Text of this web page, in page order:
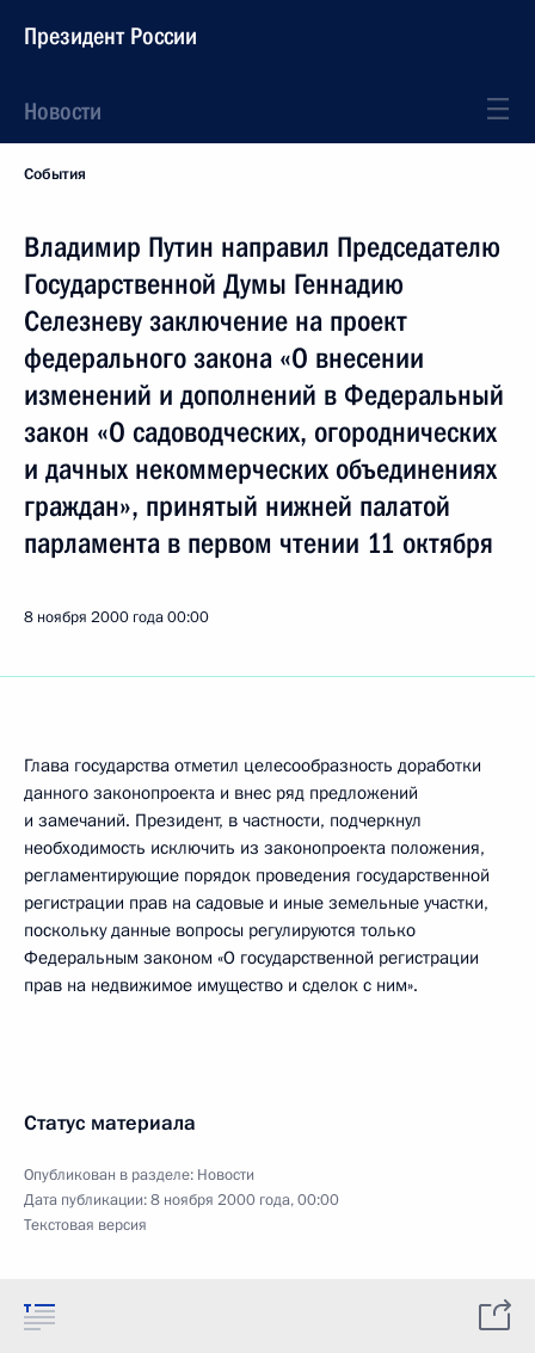
Президент России
Новости
События
Владимир Путин направил Председателю
Государственной Думы Геннадию
Селезневу заключение на проект
федерального закона «О внесении
изменений и дополнений в Федеральный
закон «О садоводческих, огороднических
и дачных некоммерческих объединениях
граждан», принятый нижней палатой
парламента в первом чтении 11 октября
8 ноября 2000 года00:00
Глава государства отметил целесообразность доработки
данного законопроекта и внес ряд предложений
и замечаний. Президент, в частности, подчеркнул
необходимость исключить из законопроекта положения,
регламентирующие порядок проведения государственной
регистрации прав на садовые и иные земельные участки,
поскольку данные вопросы регулируются только
Федеральным законом «О государственной регистрации
прав на недвижимое имущество и сделок с ним».
Статус материала
Опубликован в разделе: Новости
Дата публикации:8 ноября 2000 года, 00:00
Текстовая версия